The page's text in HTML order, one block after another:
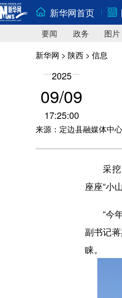
新华网首页
要闻 政务 图片
新华网 > 陕西 > 信息
2025
09/09
17:25:00
来源：定边县融媒体中心
采挖、
座座“小
“今年
副书记
睐。